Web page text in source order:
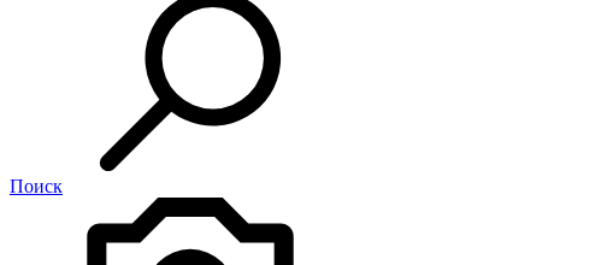
Поиск